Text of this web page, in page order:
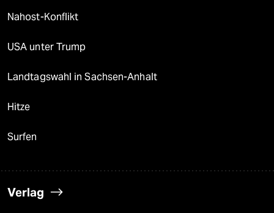
Nahost-Konflikt
USA unter Trump
Landtagswahl in Sachsen-Anhalt
Hitze
Surfen
Verlag